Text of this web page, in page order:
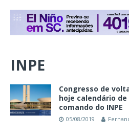
INPE
Congresso de
hoje calendário de
comando do INPE
05/08/2019